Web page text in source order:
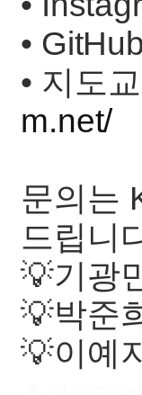
•
• 지도
m.net/
문의는
드립니
💡기광
💡박준
💡이예